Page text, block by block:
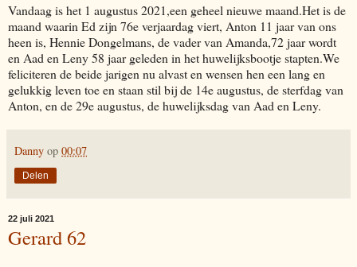
Vandaag is het 1 augustus 2021,een geheel nieuwe maand.Het is de
maand waarin Ed zijn 76e verjaardag viert, Anton 11 jaar van ons
heen is, Hennie Dongelmans, de vader van Amanda,72 jaar wordt
en Aad en Leny 58 jaar geleden in het huwelijksbootje stapten.We
feliciteren de beide jarigen nu alvast en wensen hen een lang en
gelukkig leven toe en staan stil bij de 14e augustus, de sterfdag van
Anton, en de 29e augustus, de huwelijksdag van Aad en Leny.
Danny op 00:07
Delen
22 juli 2021
Gerard 62